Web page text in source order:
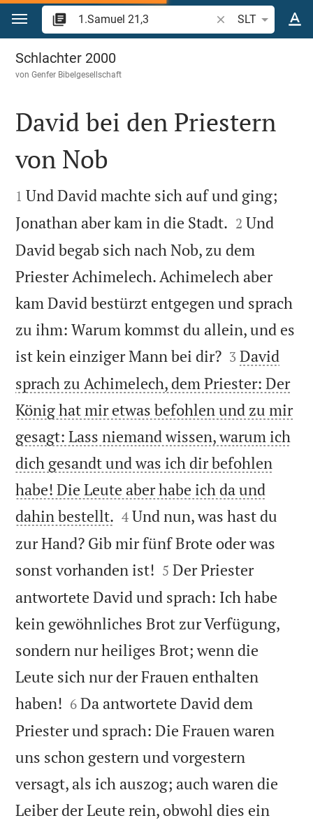
Zum Inhalt springen
Bibelstelle oder
SLT
1.Samuel 21
Schlachter 2000
vonGenfer Bibelgesellschaft

David bei den Priestern
von Nob

1 Und David machte sich auf und ging;
Jonathan aber kam in die Stadt. 

2 Und
David begab sich nach Nob, zu dem
Priester Achimelech. Achimelech aber
kam David bestürzt entgegen und sprach
zu ihm: Warum kommst du allein, und es
ist kein einziger Mann bei dir?
3 David
sprach zu Achimelech, dem Priester: Der
König hat mir etwas befohlen und zu mir
gesagt: Lass niemand wissen, warum ich
dich gesandt und was ich dir befohlen
habe! Die Leute aber habe ich da und
dahin bestellt. 

4 Und nun, was hast du
zur Hand? Gib mir fünf Brote oder was
sonst vorhanden ist! 

5 Der Priester
antwortete David und sprach: Ich habe
kein gewöhnliches Brot zur Verfügung,
sondern nur heiliges Brot; wenn die
Leute sich nur der Frauen enthalten
haben! 

6 Da antwortete David dem
Priester und sprach: Die Frauen waren
uns schon gestern und vorgestern
versagt, als ich auszog; auch waren die
Leiber der Leute rein, obwohl dies ein